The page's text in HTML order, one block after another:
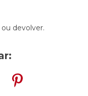
devolver.